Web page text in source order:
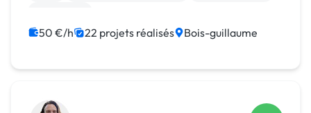
50 €/h 22 projets réalisés Bois-guillaume